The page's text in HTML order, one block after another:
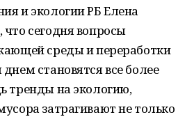
и экологии РБ Елена
сегодня вопросы
среды и переработки
становятся все более
тренды на экологию,
затрагивают не только